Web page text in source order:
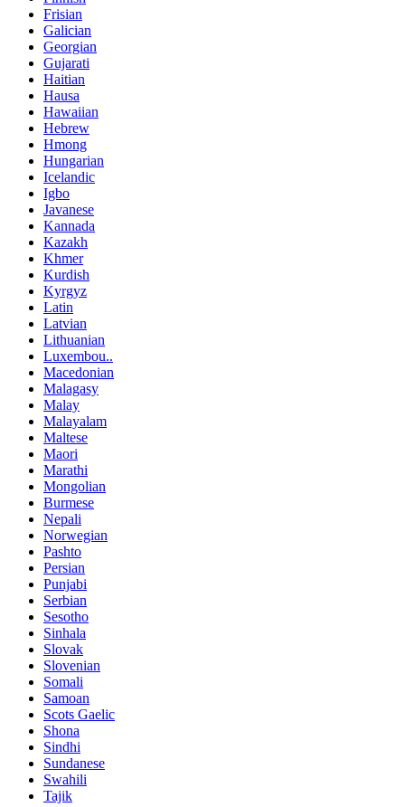
Frisian
Galician
Georgian
Gujarati
Haitian
Hausa
Hawaiian
Hebrew
Hmong
Hungarian
Icelandic
Igbo
Javanese
Kannada
Kazakh
Khmer
Kurdish
Kyrgyz
Latin
Latvian
Lithuanian
Luxembou..
Macedonian
Malagasy
Malay
Malayalam
Maltese
Maori
Marathi
Mongolian
Burmese
Nepali
Norwegian
Pashto
Persian
Punjabi
Serbian
Sesotho
Sinhala
Slovak
Slovenian
Somali
Samoan
Scots Gaelic
Shona
Sindhi
Sundanese
Swahili
Tajik